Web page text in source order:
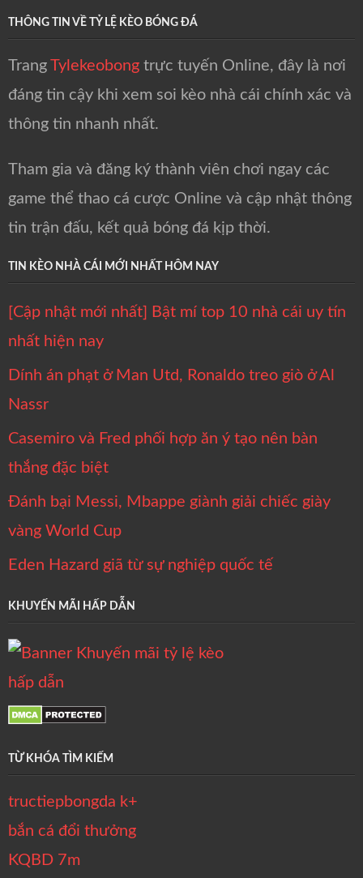
THÔNG TIN VỀ TỶ LỆ KÈO BÓNG ĐÁ
Trang Tylekeobong trực tuyến Online, đây là nơi
đáng tin cậy khi xem soi kèo nhà cái chính xác và
thông tin nhanh nhất.
Tham gia và đăng ký thành viên chơi ngay các
game thể thao cá cược Online và cập nhật thông
tin trận đấu, kết quả bóng đá kịp thời.
TIN KÈO NHÀ CÁI MỚI NHẤT HÔM NAY
[Cập nhật mới nhất] Bật mí top 10 nhà cái uy tín
nhất hiện nay
Dính án phạt ở Man Utd, Ronaldo treo giò ở Al
Nassr
Casemiro và Fred phối hợp ăn ý tạo nên bàn
thắng đặc biệt
Đánh bại Messi, Mbappe giành giải chiếc giày
vàng World Cup
Eden Hazard giã từ sự nghiệp quốc tế
KHUYẾN MÃI HẤP DẪN
TỪ KHÓA TÌM KIẾM
tructiepbongda k+
bắn cá đổi thưởng
KQBD 7m